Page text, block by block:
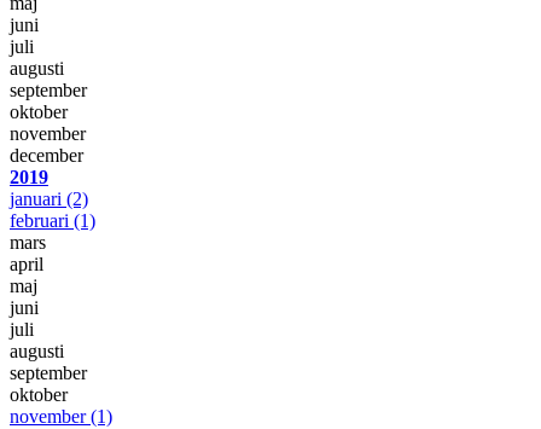
juni
juli
augusti
september
oktober
november
december
2019
januari (2)
februari (1)
mars
april
maj
juni
juli
augusti
september
oktober
november(1)